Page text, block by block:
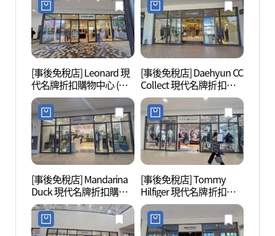
[事後免稅店] Leonard 現
代名牌折扣購物中心 (金
浦店)(레오나드 현대프리
미엄아울렛 김포점)
[事後免稅店] Daehyun CC
Collect 現代名牌折扣購
物中心 (金浦店)(씨씨콜렉
트 현대프리미엄아울렛
김포점)
[事後免稅店] Mandarina
Duck 現代名牌折扣購物
中心 (金浦店)(만다리나덕
현대프리미엄아울렛 김
포점)
[事後免稅店] Tommy
Hilfiger 現代名牌折扣購
物中心 (金浦店)(타미힐피
거 현대프리미엄아울렛
김포점)